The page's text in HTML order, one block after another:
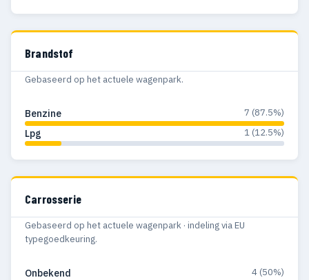
Brandstof
Gebaseerd op het actuele wagenpark.
Benzine 7 (87.5%)
Lpg 1 (12.5%)
Carrosserie
Gebaseerd op het actuele wagenpark · indeling via EU
typegoedkeuring.
Onbekend 4 (50%)